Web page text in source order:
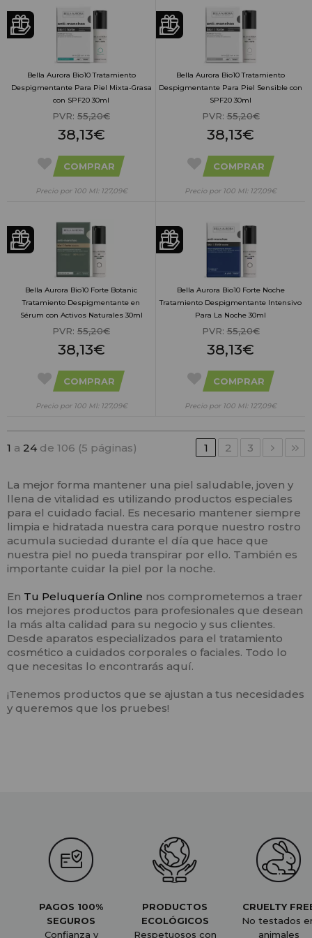
Bella Aurora Bio10 Tratamiento
Despigmentante Para Piel Mixta-Grasa
con SPF20 30ml
PVR: 55,20€
38,13€
COMPRAR
Precio por 100 Ml: 127,09€
Bella Aurora Bio10 Tratamiento
Despigmentante Para Piel Sensible con
SPF20 30ml
PVR:55,20€
38,13€
COMPRAR
Precio por 100 Ml: 127,09€
Bella Aurora Bio10 Forte Botanic
Tratamiento Despigmentante en
Sérum con Activos Naturales 30ml
PVR: 55,20€
38,13€
COMPRAR
Precio por 100 Ml: 127,09€
Bella Aurora Bio10 Forte Noche
Tratamiento Despigmentante Intensivo
Para La Noche 30ml
PVR:55,20€
38,13€
COMPRAR
Precio por 100 Ml: 127,09€
1 a 24 de 106 (5 páginas) 1 2 3
La mejor forma mantener una piel saludable, joven y
llena de vitalidad es utilizando productos especiales
para el cuidado facial. Es necesario mantener siempre
limpia e hidratada nuestra cara porque nuestro rostro
acumula suciedad durante el día que hace que
nuestra piel no pueda transpirar por ello. También es
importante cuidar la piel por la noche.
En Tu Peluquería Online nos comprometemos a traer
los mejores productos para profesionales que desean
la más alta calidad para su negocio y sus clientes.
Desde aparatos especializados para el tratamiento
cosmético a cuidados corporales o faciales. Todo lo
que necesitas lo encontrarás aquí.
¡Tenemos productos que se ajustan a tus necesidades
y queremos que los pruebes!
PAGOS 100%
SEGUROS
Confianza y
PRODUCTOS
ECOLÓGICOS
Respetuosos con
CRUELTY
No testados
animales